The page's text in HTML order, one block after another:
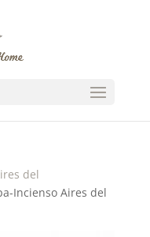
del
Incienso Aires del